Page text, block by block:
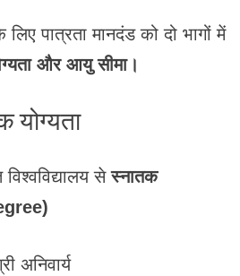
पात्रता मानदंड को दो भागों में
और आयु सीमा।
योग्यता
विश्वविद्यालय सेस्नातक
अनिवार्य